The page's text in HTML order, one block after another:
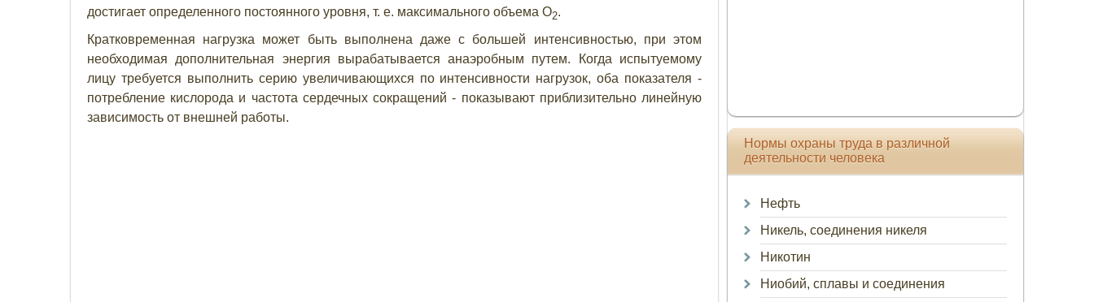
достигает определенного постоянного уровня, т. е. максимального объема O2.
Кратковременная нагрузка может быть выполнена даже с большей интенсивностью, при этом
необходимая дополнительная энергия вырабатывается анаэробным путем. Когда испытуемому
лицу требуется выполнить серию увеличивающихся по интенсивности нагрузок, оба показателя -
потребление кислорода и частота сердечных сокращений - показывают приблизительно линейную
зависимость от внешней работы.
Нормы охраны труда в различной
деятельности человека
Нефть
Никель, соединения никеля
Никотин
Ниобий, сплавы и соединения